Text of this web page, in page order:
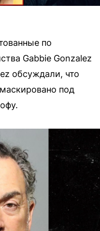
по
Gabbie Gonzalez
обсуждали, что
под